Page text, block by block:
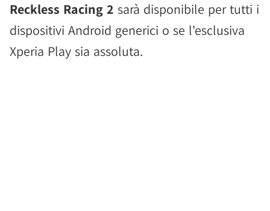
Reckless Racing 2 sarà disponibile per tutti i
dispositivi Android generici o se l'esclusiva
Xperia Play sia assoluta.